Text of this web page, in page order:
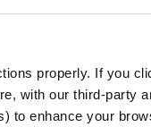
properly. If you
with our third-party
to enhance your